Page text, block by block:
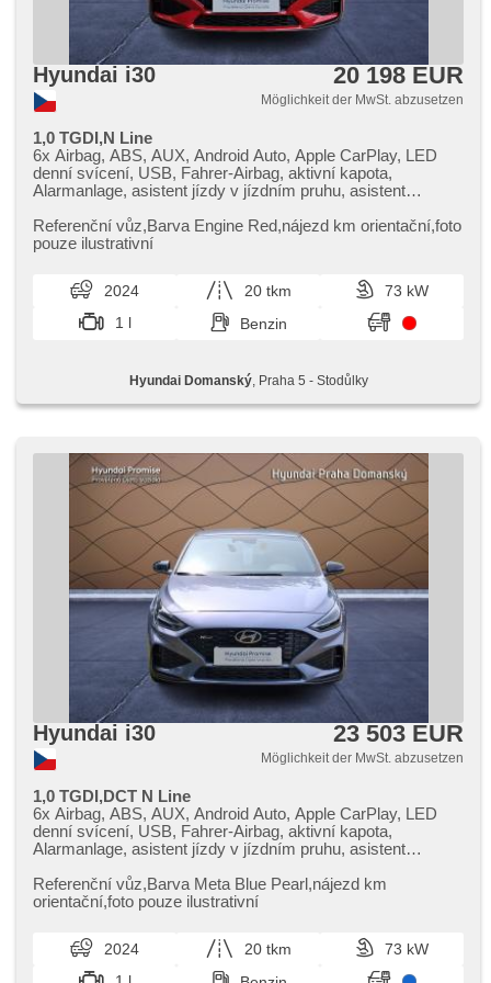
Hyundai i30 20 198 EUR
Möglichkeit der MwSt. abzusetzen
1,0 TGDI,N Line
6x Airbag, ABS, AUX, Android Auto, Apple CarPlay, LED
denní svícení, USB, Fahrer-Airbag, aktivní kapota,
Alarmanlage, asistent jízdy v jízdním pruhu, asistent
Warnflutlicht, Autoradio, Bluetooth, Brems-Assistent,
Zentralverriegelung mit Funkfernbedienung,
Leuchten, digitální příjem rádia (DAB), digitální přístrojová
deska, digitální přístrojový štít, dotykové ovládání palubního
počítače, El. Seitenscheiben, El. Spiegel, hands free,
Wegfahrsperre, isofix, Klimaanlage, Alufelgen,
Fahrkamera, parkovací senzory zadní, Servolenkung,
Antriebsschlupfregelung (ASR), Vorderlichter LED,
Fahrers, Elektronisches Stabilitätsprogramm (ESP),
Tempomat, Außenthermometer, volba jízdního režimu,
beheizte Spiegel, Ausziehbare Kopflehnen,
höheneinstellbare Fahrersitz, Garantie
Referenční vůz,​Barva Engine Red,​nájezd km orientační,​foto
pouze ilustrativní
2024 20 tkm
73 kW
1 l
Benzin
Hyundai Domanský, Praha 5 - Stodůlky
Hyundai i30 23 503 EUR
Möglichkeit der MwSt. abzusetzen
1,0 TGDI,DCT N Line
6x Airbag, ABS, AUX, Android Auto, Apple CarPlay, LED
denní svícení, USB, Fahrer-Airbag, aktivní kapota,
Alarmanlage, asistent jízdy v jízdním pruhu, asistent
autom. Aktivation der Warnflutlicht, Automatikgetriebe,
Autoradio, bezdrátová nabíječka mobilních telefonů,
Funkfernbedienung, Zentralverriegelung,
Beifahrerairbagdeaktivierung, täglich Leuchten, digitální
příjem rádia (DAB), digitální přístrojová deska, digitální
Referenční vůz,​Barva Meta Blue Pearl,​nájezd km
orientační,​foto pouze ilustrativní
2024 20 tkm
73 kW